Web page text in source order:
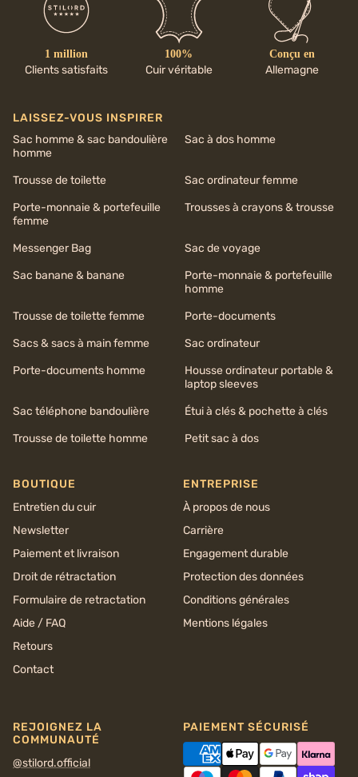
1 million
Clients satisfaits
100%
Cuir véritable
Conçu en
Allemagne
LAISSEZ-VOUS INSPIRER
Sac homme & sac bandoulière
homme
Sac à dos homme
Trousse de toilette
Sac ordinateur femme
Porte-monnaie & portefeuille
femme
Trousses à crayons & trousse
Messenger Bag
Sac de voyage
Sac banane & banane
Porte-monnaie & portefeuille
homme
Trousse de toilette femme
Porte-documents
Sacs & sacs à main femme
Sac ordinateur
Porte-documents homme
Housse ordinateur portable &
laptop sleeves
Sac téléphone bandoulière
Étui à clés & pochette à clés
Trousse de toilette homme
Petit sac à dos
BOUTIQUE
Entretien du cuir
Newsletter
Paiement et livraison
Droit de rétractation
Formulaire de retractation
Aide / FAQ
Retours
Contact
ENTREPRISE
À propos de nous
Carrière
Engagement durable
Protection des données
Conditions générales
Mentions légales
REJOIGNEZ LA
COMMUNAUTÉ
@stilord.official
PAIEMENT SÉCURISÉ